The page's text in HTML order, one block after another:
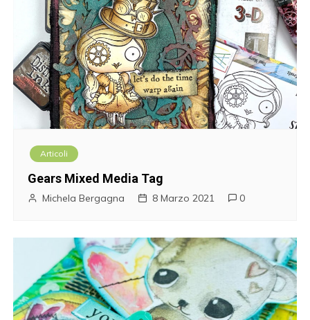
Articoli
Gears Mixed Media Tag
Michela Bergagna 8 Marzo 2021 0